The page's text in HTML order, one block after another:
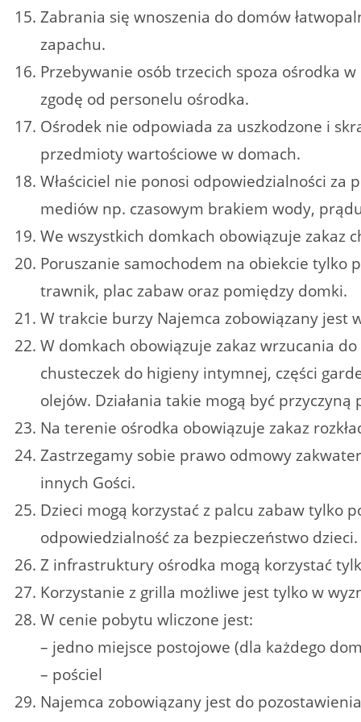
Zabrania się wnoszenia do domów
zapachu.
Przebywanie osób trzecich spoza ośrodka
zgodę od personelu ośrodka.
Ośrodek nie odpowiada za uszkodzone i
przedmioty wartościowe w domach.
Właściciel nie ponosi odpowiedzialności
mediów np. czasowym brakiem wody,
We wszystkich domkach obowiązuje zakaz
Poruszanie samochodem na obiekcie tylko
trawnik, plac zabaw oraz pomiędzy domki.
W trakcie burzy Najemca zobowiązany jest
W domkach obowiązuje zakaz wrzucania
chusteczek do higieny intymnej, części
olejów. Działania takie mogą być
Na terenie ośrodka obowiązuje zakaz
Zastrzegamy sobie prawo odmowy
innych Gości.
Dzieci mogą korzystać z palcu zabaw tylko
odpowiedzialność za bezpieczeństwo dzieci.
Z infrastruktury ośrodka mogą korzystać
Korzystanie z grilla możliwe jest tylko w
W cenie pobytu wliczone jest:
– jedno miejsce postojowe (dla każdego
– pościel
Najemca zobowiązany jest do